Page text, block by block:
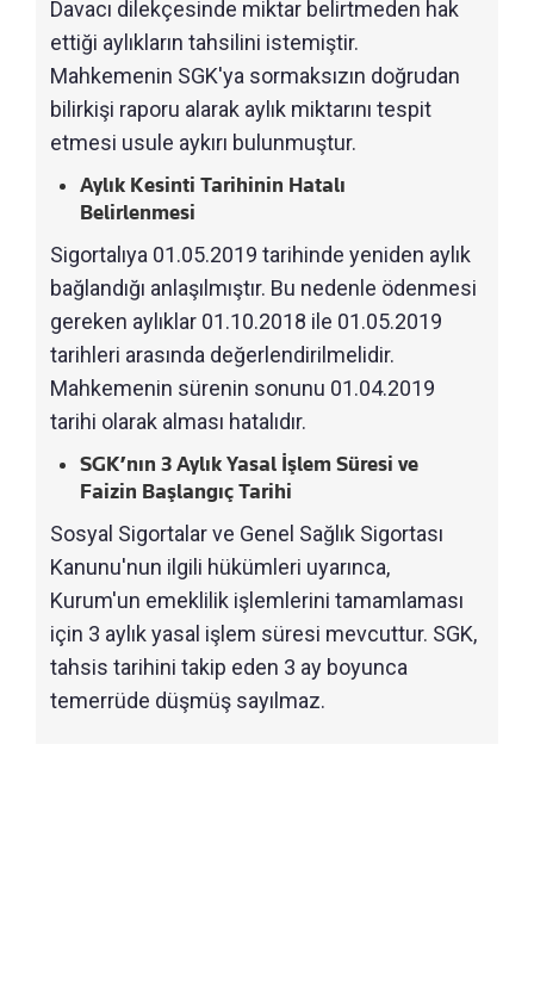
Davacı dilekçesinde miktar belirtmeden hak
ettiği aylıkların tahsilini istemiştir.
Mahkemenin SGK'ya sormaksızın doğrudan
bilirkişi raporu alarak aylık miktarını tespit
etmesi usule aykırı bulunmuştur.
Aylık Kesinti Tarihinin Hatalı
Belirlenmesi
Sigortalıya 01.05.2019 tarihinde yeniden aylık
bağlandığı anlaşılmıştır. Bu nedenle ödenmesi
gereken aylıklar 01.10.2018 ile 01.05.2019
tarihleri arasında değerlendirilmelidir.
Mahkemenin sürenin sonunu 01.04.2019
tarihi olarak alması hatalıdır.
SGK’nın 3 Aylık Yasal İşlem Süresi ve
Faizin Başlangıç Tarihi
Sosyal Sigortalar ve Genel Sağlık Sigortası
Kanunu'nun ilgili hükümleri uyarınca,
Kurum'un emeklilik işlemlerini tamamlaması
için 3 aylık yasal işlem süresi mevcuttur. SGK,
tahsis tarihini takip eden 3 ay boyunca
temerrüde düşmüş sayılmaz.